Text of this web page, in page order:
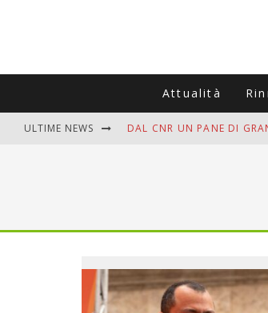
Attualità
ULTIME NEWS DAL CNR UN PANE DI
MUTTI ASSUME A